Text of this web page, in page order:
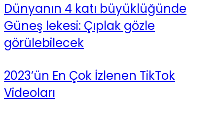
Dünyanın 4 katı büyüklüğünde
Güneş lekesi: Çıplak gözle
görülebilecek
2023’ün En Çok İzlenen TikTok
Videoları